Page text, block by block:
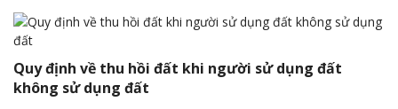
Quy định về thu hồi đất khi người sử dụng đất
không sử dụng đất